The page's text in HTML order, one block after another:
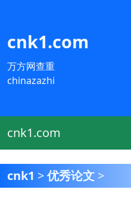
cnk1.com
万方网查重
chinazazhi
cnk1.com
cnk1 >优秀论文 >